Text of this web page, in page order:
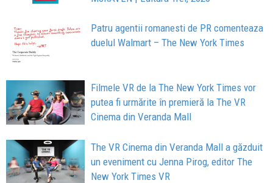
Patru agentii romanesti de PR comenteaza
duelul Walmart – The New York Times
Filmele VR de la The New York Times vor
putea fi urmărite în premieră la The VR
Cinema din Veranda Mall
The VR Cinema din Veranda Mall a găzduit
un eveniment cu Jenna Pirog, editor The
New York Times VR